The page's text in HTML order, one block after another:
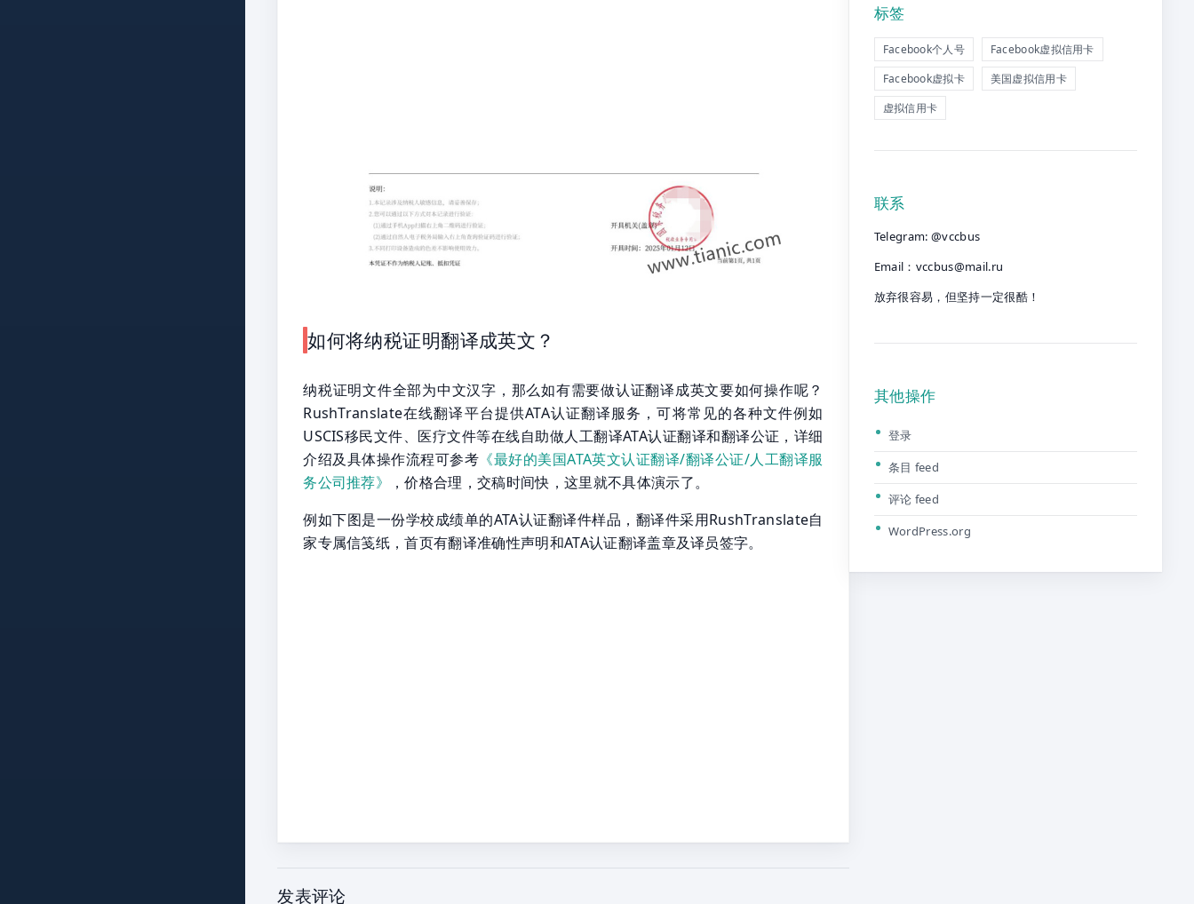
如何将纳税证明翻译成英文？
纳税证明文件全部为中文汉字，那么如有需要做认证翻译成英文要如何操作呢？
RushTranslate在线翻译平台提供ATA认证翻译服务，可将常见的各种文件例如
USCIS移民文件、医疗文件等在线自助做人工翻译ATA认证翻译和翻译公证，详细
介绍及具体操作流程可参考 《最好的美国ATA英文认证翻译/翻译公证/人工翻译服
务公司推荐》
，价格合理，交稿时间快，这里就不具体演示了。
例如下图是一份学校成绩单的ATA认证翻译件样品，翻译件采用RushTranslate自
家专属信笺纸，首页有翻译准确性声明和ATA认证翻译盖章及译员签字。
发表评论
标签
Facebook个人号
Facebook虚拟信用卡
Facebook虚拟卡
美国虚拟信用卡
虚拟信用卡
联系
Telegram: @vccbus
Email： vccbus@mail.ru
放弃很容易，但坚持一定很酷！
其他操作
登录
条目 feed
评论 feed
WordPress.org